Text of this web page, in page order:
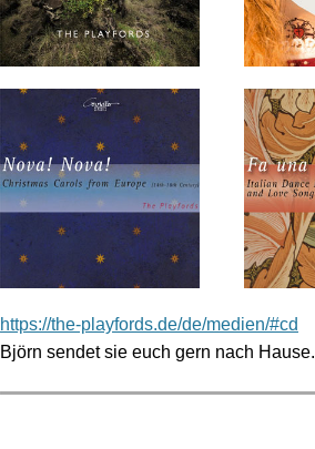
https://the-playfords.de/de/medien/#cd
Björn sendet sie euch gern nach Hause.